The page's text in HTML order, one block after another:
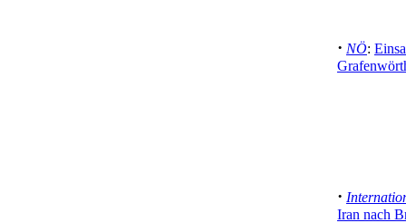
· NÖ:
·
Iran nach